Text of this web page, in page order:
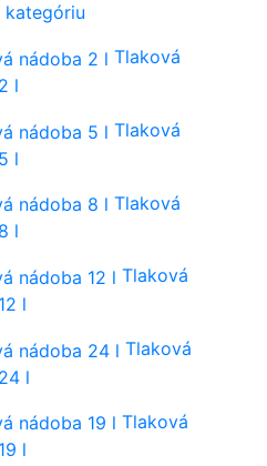
Tlaková
l
Tlaková
l
Tlaková
l
Tlaková
l
Tlaková
l
Tlaková
l